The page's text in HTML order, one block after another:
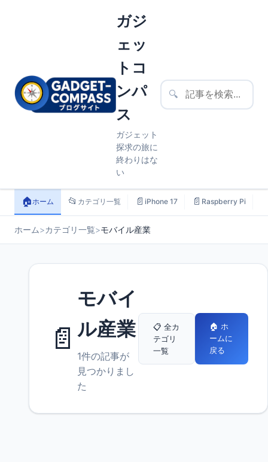
ガジ
ェッ
トコ
ンパ
ス
ガジェット
探求の旅に
終わりはな
い
🔍
🏠ホーム 📂 カテゴリ一覧 📄 iPhone 17 📄 Raspberry Pi
ホーム>カテゴリ一覧>モバイル産業
📄
モバイ
ル産業
1件の記事が
見つかりまし
た
📋 全カ
テゴリ
一覧
🏠 ホ
ームに
戻る